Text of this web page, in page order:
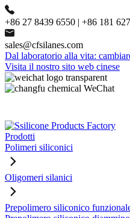
+86 27 8439 6550 | +86 181
sales@cfsilanes.com
Dal laboratorio alla vita:
Visita il nostro sito web cinese
Prodotti
Polimeri siliconici
Oligomeri silanici
Prepolimero siliconico